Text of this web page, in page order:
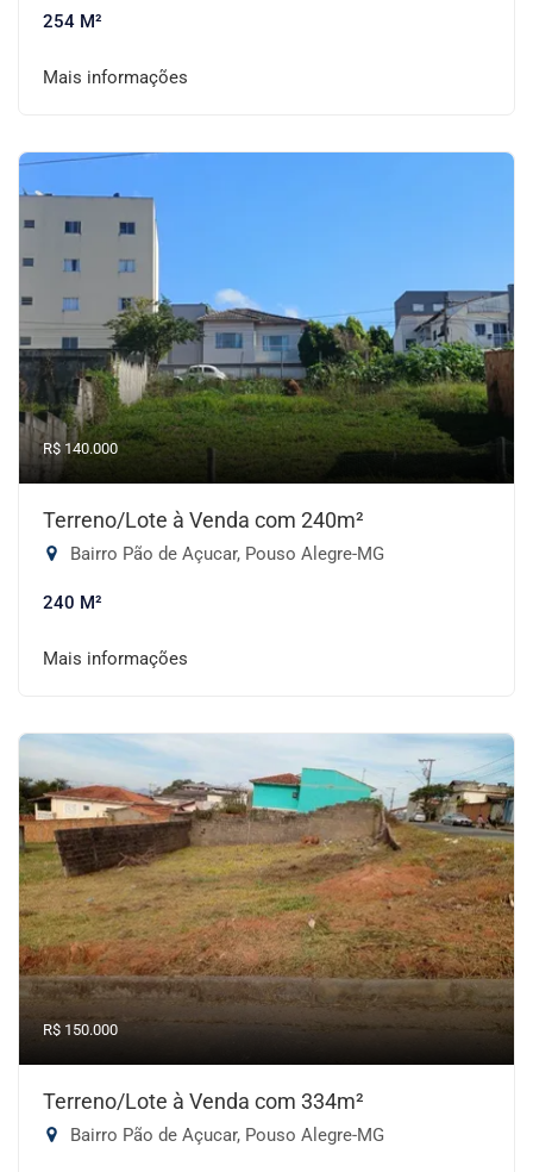
254 M²
Mais informações
R$ 140.000
Terreno/Lote à Venda com 240m²
Bairro Pão de Açucar, Pouso Alegre-MG
240 M²
Mais informações
R$ 150.000
Terreno/Lote à Venda com 334m²
Bairro Pão de Açucar, Pouso Alegre-MG